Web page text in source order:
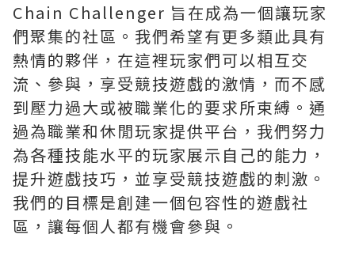
Chain Challenger 旨在成為一個讓玩家
們聚集的社區。我們希望有更多類此具有
熱情的夥伴，在這裡玩家們可以相互交
流、參與，享受競技遊戲的激情，而不感
到壓力過大或被職業化的要求所束縛。通
過為職業和休閒玩家提供平台，我們努力
為各種技能水平的玩家展示自己的能力，
提升遊戲技巧，並享受競技遊戲的刺激。
我們的目標是創建一個包容性的遊戲社
區，讓每個人都有機會參與。